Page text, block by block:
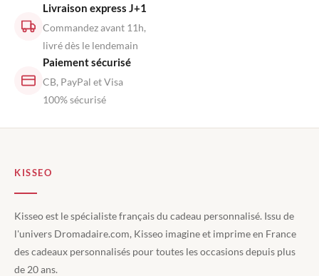
Livraison express J+1
Commandez avant 11h,
livré dès le lendemain
Paiement sécurisé
CB, PayPal et Visa
100% sécurisé
KISSEO
Kisseo est le spécialiste français du cadeau personnalisé. Issu de
l'univers Dromadaire.com, Kisseo imagine et imprime en France
des cadeaux personnalisés pour toutes les occasions depuis plus
de 20 ans.